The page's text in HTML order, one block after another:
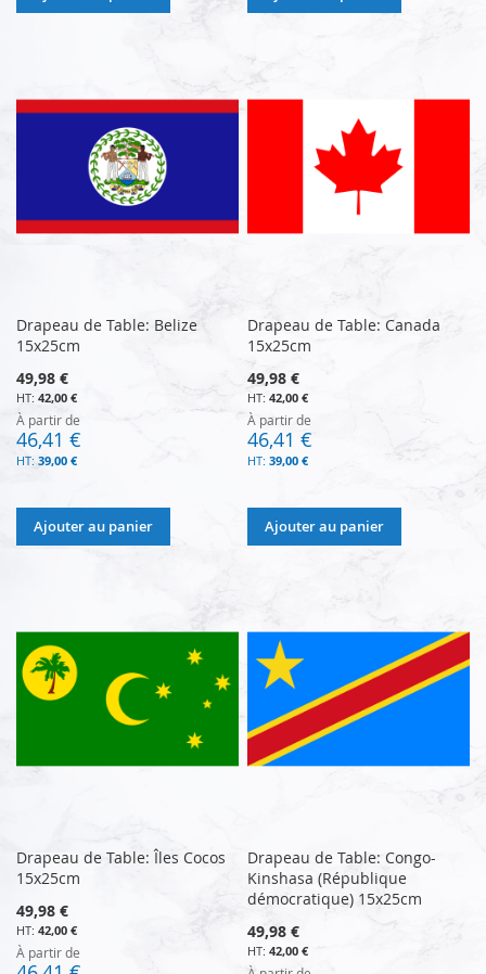
Drapeau de Table: Belize
15x25cm
49,98 €
42,00 €
À partir de
46,41 €
39,00 €
Ajouter au panier
Drapeau de Table: Canada
15x25cm
49,98 €
42,00 €
À partir de
46,41 €
39,00 €
Ajouter au panier
Drapeau de Table: Îles Cocos
15x25cm
49,98 €
42,00 €
À partir de
Drapeau de Table: Congo-
Kinshasa (République
démocratique) 15x25cm
49,98 €
42,00 €